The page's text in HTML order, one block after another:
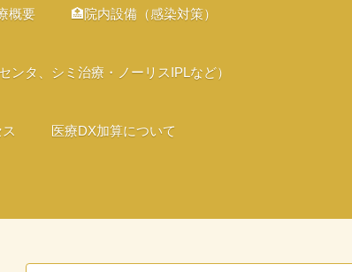
ン
リ
概要 🏥院内設備（感染対策）
ンタ、シミ治療・ノーリスIPLなど）
医療DX加算について